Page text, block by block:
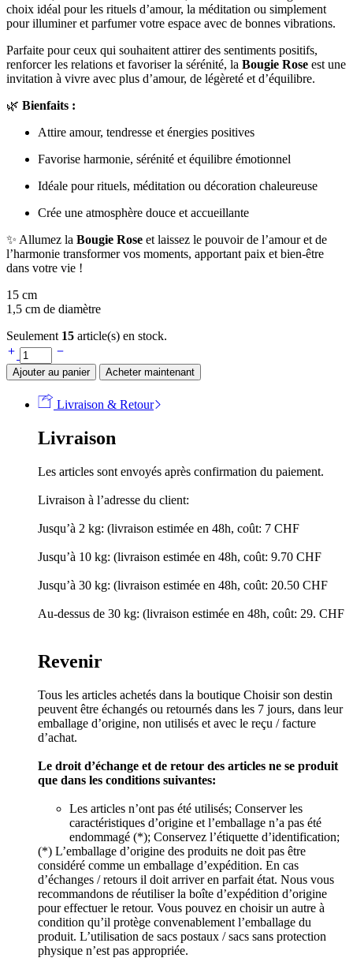
choix idéal pour les rituels d’amour, la méditation ou simplement
pour illuminer et parfumer votre espace avec de bonnes vibrations.
Parfaite pour ceux qui souhaitent attirer des sentiments positifs,
renforcer les relations et favoriser la sérénité, la Bougie Rose est une
invitation à vivre avec plus d’amour, de légèreté et d’équilibre.
🌿 Bienfaits :
Attire amour, tendresse et énergies positives
Favorise harmonie, sérénité et équilibre émotionnel
Idéale pour rituels, méditation ou décoration chaleureuse
Crée une atmosphère douce et accueillante
✨ Allumez la Bougie Rose et laissez le pouvoir de l’amour et de
l’harmonie transformer vos moments, apportant paix et bien-être
dans votre vie !
15 cm
1,5 cm de diamètre
Seulement 15 article(s) en stock.
Ajouter au panier Acheter maintenant
Livraison & Retour
Livraison
Les articles sont envoyés après confirmation du paiement.
Livraison à l’adresse du client:
Jusqu’à 2 kg: (livraison estimée en 48h, coût: 7 CHF
Jusqu’à 10 kg: (livraison estimée en 48h, coût: 9.70 CHF
Jusqu’à 30 kg: (livraison estimée en 48h, coût: 20.50 CHF
Au-dessus de 30 kg: (livraison estimée en 48h, coût: 29. CHF
Revenir
Tous les articles achetés dans la boutique Choisir son destin
peuvent être échangés ou retournés dans les 7 jours, dans leur
emballage d’origine, non utilisés et avec le reçu / facture
d’achat.
Le droit d’échange et de retour des articles ne se produit
que dans les conditions suivantes:
Les articles n’ont pas été utilisés; Conserver les
caractéristiques d’origine et l’emballage n’a pas été
endommagé (*); Conservez l’étiquette d’identification;
(*) L’emballage d’origine des produits ne doit pas être
considéré comme un emballage d’expédition. En cas
d’échanges / retours il doit arriver en parfait état. Nous vous
recommandons de réutiliser la boîte d’expédition d’origine
pour effectuer le retour. Vous pouvez en choisir un autre à
condition qu’il protège convenablement l’emballage du
produit. L’utilisation de sacs postaux / sacs sans protection
physique n’est pas appropriée.